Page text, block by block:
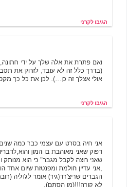
הגיבו לקרני
ואם פתרת את אלה שלך על ידי חתונה,
(בדרך כלל זה לא עובד, לזרוק את
אולי אצלך זה כן…). לכן את כל כך
הגיבו לקרני
אני חיה בסרט עם עצמי כבר כמה שנים
דפוק שאני מאוהבת בו המון
שאני רוצה לקבל מגבר" כי הוא מנותק
,אני עדיין חולמת ומפנטזת שיום אחד
הגברים שריצ'רד(גיר) אומר לג'וליה
לא קורה!!!(מן הסתם).